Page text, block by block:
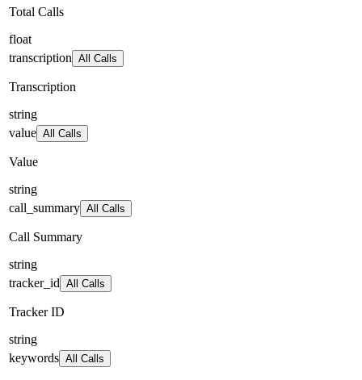
Total Calls
float
transcription All Calls
Transcription
string
value All Calls
Value
string
call_summary All Calls
Call Summary
string
tracker_id All Calls
Tracker ID
string
keywords All Calls